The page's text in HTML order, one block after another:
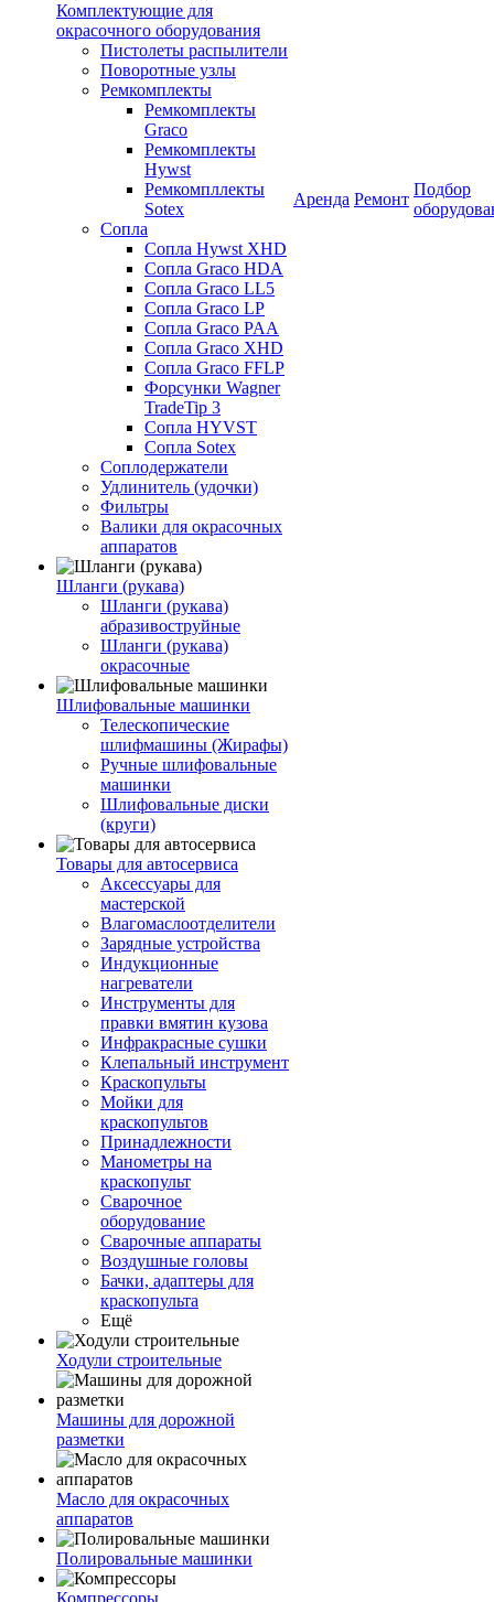
Комплектующие для
окрасочного оборудования
Пистолеты распылители
Поворотные узлы
Ремкомплекты
Ремкомплекты
Graco
Ремкомплекты
Hywst
Ремкомпллекты
Sotex
Сопла
Сопла Hywst XHD
Сопла Graco HDA
Сопла Graco LL5
Сопла Graco LP
Сопла Graco PAA
Сопла Graco XHD
Сопла Graco FFLP
Форсунки Wagner
TradeTip 3
Сопла HYVST
Сопла Sotex
Соплодержатели
Удлинитель (удочки)
Фильтры
Валики для окрасочных
аппаратов
Шланги (рукава)
Шланги (рукава)
абразивоструйные
Шланги (рукава)
окрасочные
Шлифовальные машинки
Телескопические
шлифмашины (Жирафы)
Ручные шлифовальные
машинки
Шлифовальные диски
(круги)
Товары для автосервиса
Аксессуары для
мастерской
Влагомаслоотделители
Зарядные устройства
Индукционные
нагреватели
Инструменты для
правки вмятин кузова
Инфракрасные сушки
Клепальный инструмент
Краскопульты
Мойки для
краскопультов
Принадлежности
Манометры на
краскопульт
Сварочное
оборудование
Сварочные аппараты
Воздушные головы
Бачки, адаптеры для
краскопульта
Ещё
Ходули строительные
Машины для дорожной
разметки
Масло для окрасочных
аппаратов
Полировальные машинки
Компрессоры
Аренда Ремонт
Подбор